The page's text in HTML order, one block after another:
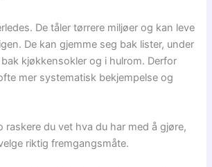
De tåler tørrere miljøer og kan leve
De kan gjemme seg bak lister, under
kjøkkensokler og i hulrom. Derfor
mer systematisk bekjempelse og
raskere du vet hva du har med å gjøre,
riktig fremgangsmåte.